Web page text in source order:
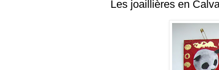
Les joaillières en